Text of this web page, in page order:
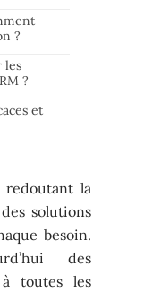
?
les
?
et
redoutant la
solutions
besoin.
des
à toutes les